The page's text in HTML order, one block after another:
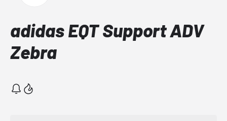
adidas EQT Support ADV
Zebra